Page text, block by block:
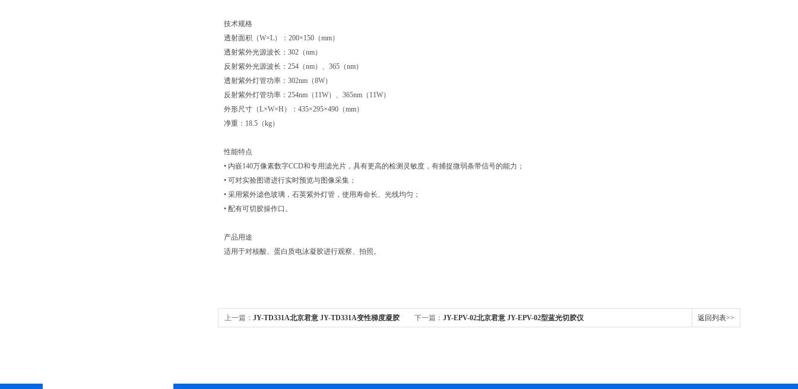
技术规格
透射面积（W×L）：200×150（mm）
透射紫外光源波长：302（nm）
反射紫外光源波长：254（nm）、365（nm）
透射紫外灯管功率：302nm（8W）
反射紫外灯管功率：254nm（11W）、365nm（11W）
外形尺寸（L×W×H）：435×295×490（mm）
净重：18.5（kg）
性能特点
• 内嵌140万像素数字CCD和专用滤光片，具有更高的检测灵敏度，有捕捉微弱条带信号的能力；
• 可对实验图谱进行实时预览与图像采集；
• 采用紫外滤色玻璃，石英紫外灯管，使用寿命长、光线均匀；
• 配有可切胶操作口。
产品用途
适用于对核酸、蛋白质电泳凝胶进行观察、拍照。
上一篇： JY-TD331A北京君意 JY-TD331A变性梯度凝胶 下一篇： JY-EPV-02北京君意 JY-EPV-02型蓝光切胶仪 返回列表>>